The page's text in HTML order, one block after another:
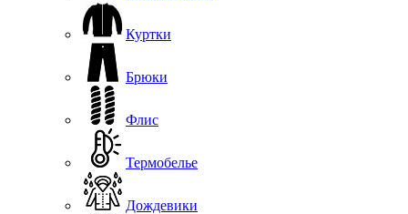
Куртки
Брюки
Флис
Термобелье
Дождевики